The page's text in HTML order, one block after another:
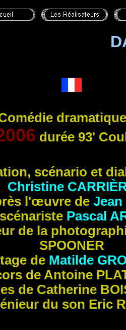
durée 93'
scénario et
Christine
l'œuvre de Jean
Pascal
de la
SPOONER
de Matilde
de Antoine
de Catherine
du son Eric